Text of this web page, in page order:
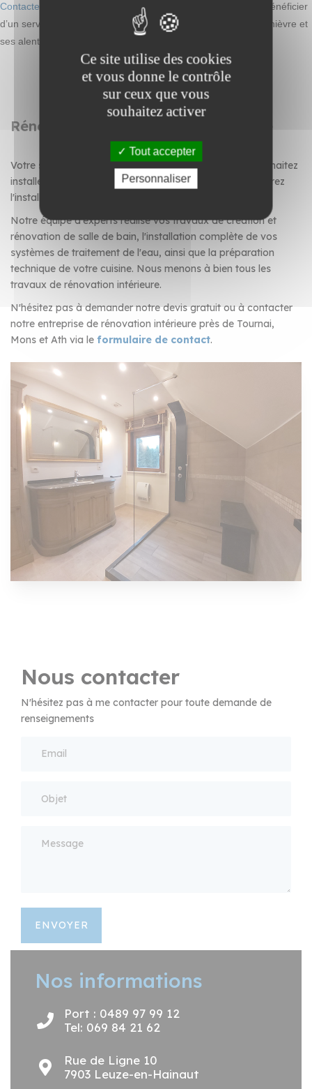
Contactez-nous
pour un devis ou une intervention rapide et bénéficier
d’un service professionnel et réactif dans tout le secteur de Chièvre et
ses alentours.
Rénovation de salle de bain et cuisine
Votre salle de bain demande une rénovation ? Vous souhaitez
installer un système de traitement de l'eau ? Vous préparez
l'installation d'une nouvelle cuisine ?
Notre équipe d'experts réalise vos travaux de création et
rénovation de salle de bain, l'installation complète de vos
systèmes de traitement de l'eau, ainsi que la préparation
technique de votre cuisine. Nous menons à bien tous les
travaux de rénovation intérieure.
N'hésitez pas à demander notre devis gratuit ou à contacter
notre entreprise de rénovation intérieure près de Tournai,
Mons et Ath via le formulaire de contact.
Nous contacter
N'hésitez pas à me contacter pour toute demande de
renseignements
ENVOYER
Nos informations
Port : 0489 97 99 12
Tel: 069 84 21 62
Rue de Ligne 10
7903 Leuze-en-Hainaut
Ce site utilise des cookies
et vous donne le contrôle
sur ceux que vous
souhaitez activer
Tout accepter
Personnaliser